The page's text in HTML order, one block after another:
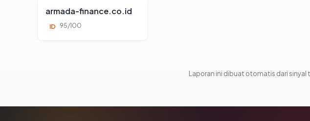
armada-finance.co.id
ID 95/100
Laporan ini dibuat otomatis dari sinyal